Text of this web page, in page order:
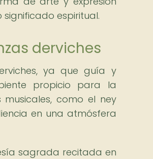
espiritual.
derviches
ya que guía y
propicio para la
como el ney
en una atmósfera
sagrada recitada en